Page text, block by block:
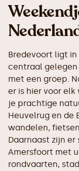
Bredevoort ligt
centraal
met een groep.
er is hier voor
je prachtige
Heuvelrug en de
wandelen,
Daarnaast zijn
Amersfoort met
rondvaarten,